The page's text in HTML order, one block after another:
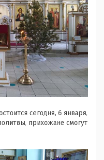
сегодня, 6 января,
прихожане смогут